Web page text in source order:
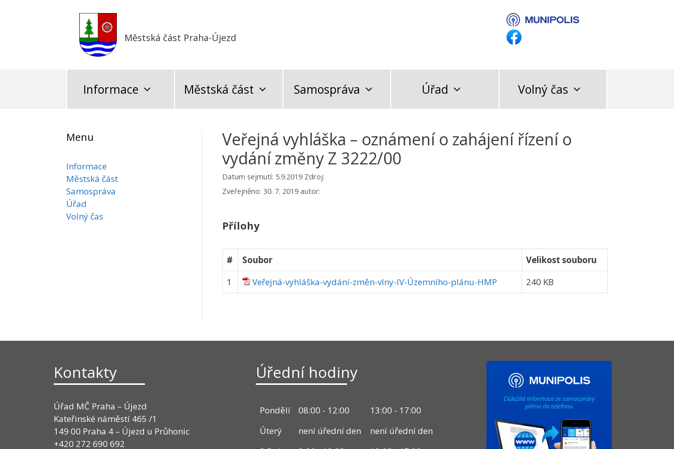
Městská část Praha-Újezd
Informace Městská část Samospráva Úřad Volný čas
Veřejná vyhláška – oznámení o zahájení řízení o
vydání změny Z 3222/00
Datum sejmutí: 5.9.2019 Zdroj:
Zveřejněno: 30. 7. 2019 autor:
Přílohy
# Soubor
Velikost souboru
1
Veřejná-vyhláška-vydání-změn-vlny-IV-Územního-plánu-HMP 240 KB
Menu
Informace
Městská část
Samospráva
Úřad
Volný čas
Kontakty
Úřad MČ Praha – Újezd
Kateřinské náměstí 465 /1
149 00 Praha 4 – Újezd u Průhonic
+420 272 690 692
Úřední hodiny
Pondělí 08:00 - 12:00
13:00 - 17:00
Úterý
není úřední den
není úřední den